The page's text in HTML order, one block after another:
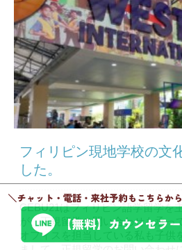
フィリピン現地学校の文
した。
CEBU21はフィリピン語学留学を
が、正規留学の問い合わせも承っ
オフィスを担当している私も子供